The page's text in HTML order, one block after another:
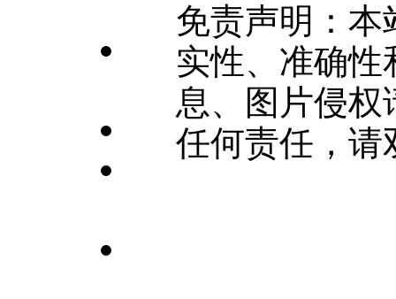
免责声明：本
实性、准确性
息、图片侵权
任何责任，请